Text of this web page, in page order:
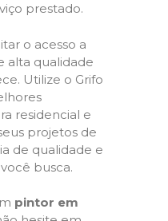
prestado.
o acesso a
alta qualidade
Utilize o Grifo
residencial e
projetos de
de qualidade e
busca.
pintor em